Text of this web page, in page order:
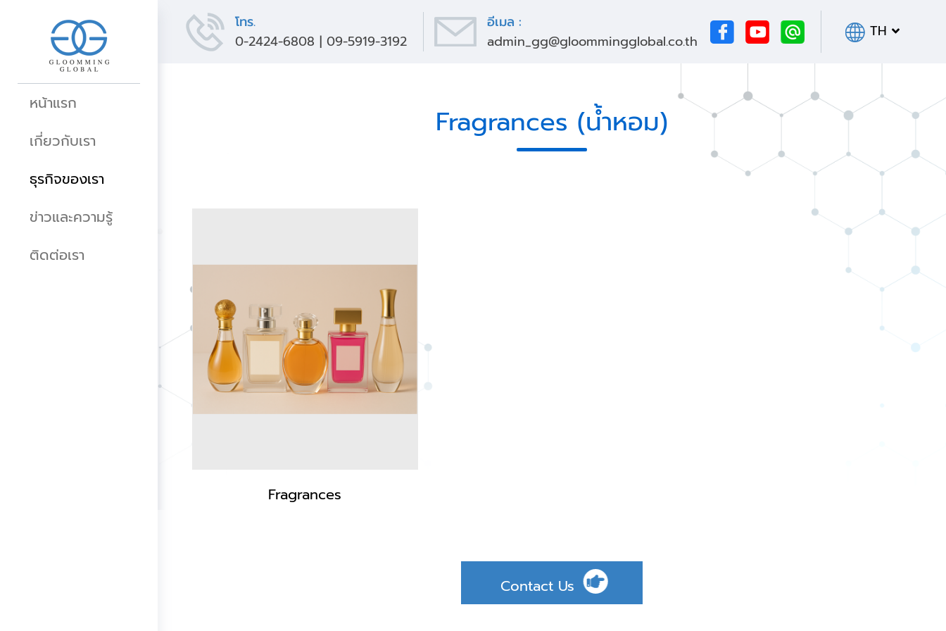
หน้าแรก
เกี่ยวกับเรา
ธุรกิจของเรา
ข่าวและความรู้
ติดต่อเรา
โทร.
0-2424-6808 | 09-5919-3192
อีเมล :
admin_gg@gloommingglobal.co.th
TH
Fragrances (น้ำหอม)
Fragrances
Contact Us